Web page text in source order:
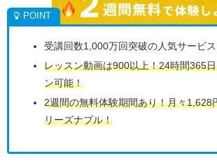
受講回数1,000万回突破の人気サービス
レッスン動画は900以上！24時間365
ン可能！
2週間の無料体験期間あり！月々1,628
リーズナブル！